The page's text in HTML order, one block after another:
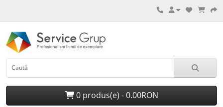
0 produs(e) - 0.00RON